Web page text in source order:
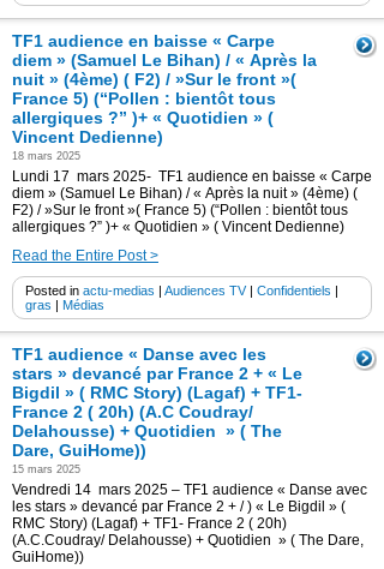
TF1 audience en baisse « Carpe
diem » (Samuel Le Bihan) / « Après la
nuit » (4ème) ( F2) / »Sur le front »(
France 5) (“Pollen : bientôt tous
allergiques ?” )+ « Quotidien » (
Vincent Dedienne)
18 mars 2025
Lundi 17 mars 2025- TF1 audience en baisse « Carpe
diem » (Samuel Le Bihan) / « Après la nuit » (4ème) (
F2) / »Sur le front »( France 5) (“Pollen : bientôt tous
allergiques ?” )+ « Quotidien » ( Vincent Dedienne)
Read the Entire Post >
Posted in actu-medias | Audiences TV| Confidentiels |
gras | Médias
TF1 audience « Danse avec les
stars » devancé par France 2 + « Le
Bigdil » ( RMC Story) (Lagaf) + TF1-
France 2 ( 20h) (A.C Coudray/
Delahousse) + Quotidien » ( The
Dare, GuiHome))
15 mars 2025
Vendredi 14 mars 2025 – TF1 audience « Danse avec
les stars » devancé par France 2 + / ) « Le Bigdil » (
RMC Story) (Lagaf) + TF1- France 2 ( 20h)
(A.C.Coudray/ Delahousse) + Quotidien » ( The Dare,
GuiHome))